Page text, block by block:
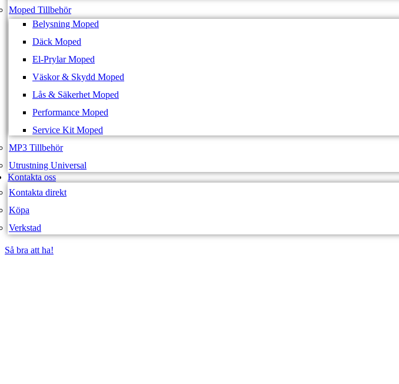
Moped Tillbehör
Belysning Moped
Däck Moped
El-Prylar Moped
Väskor & Skydd Moped
Lås & Säkerhet Moped
Performance Moped
Service Kit Moped
MP3 Tillbehör
Utrustning Universal
Kontakta oss
Kontakta direkt
Köpa
Verkstad
Så bra att ha!